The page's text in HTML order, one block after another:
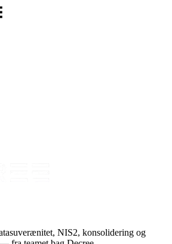
NIS2, konsolidering og